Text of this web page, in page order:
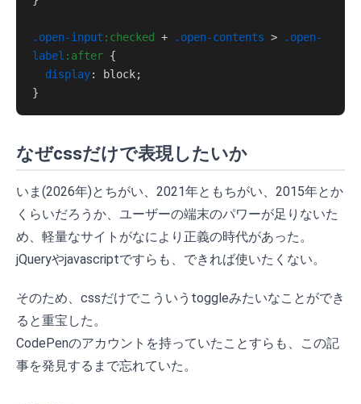
.open-input :checked + .open-contents >
.open-
label :after {
display: block;
なぜcssだけで表現したいか
いま(2026年)とちがい、2021年ともちがい、2015年とか
くらいだろうか、ユーザーの端末のパワーが足りないた
め、軽量なサイトがなにより正義の時代があった。
jQueryやjavascriptですらも、できれば使いたくない。
そのため、cssだけでこういうtoggleみたいなことができ
ると重宝した。
CodePenのアカウントを持っていたことすらも、この記
事を発見するまで忘れていた。